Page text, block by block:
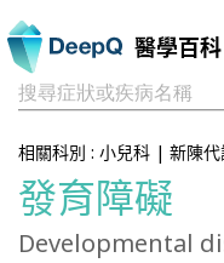
醫學百科
搜尋症狀或疾病名稱
相關科別 : 小兒科 | 新陳
發育障礙
Developmental